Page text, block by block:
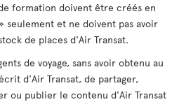
formation doivent être créés en
seulement et ne doivent pas avoir
de places d'Air Transat.
de voyage, sans avoir obtenu au
d'Air Transat, de partager,
ou publier le contenu d'Air Transat